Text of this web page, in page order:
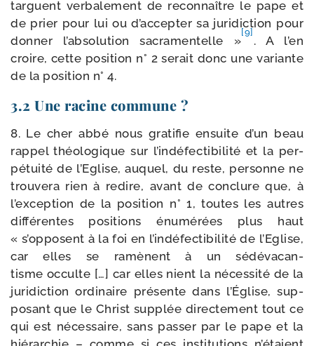
targuent ver­ba­le­ment de recon­naître le pape et
de prier pour lui ou d’accepter sa juri­dic­tion pour
don­ner l’absolution sacra­men­telle »
[9]
. A l’en
croire, cette posi­tion n° 2 serait donc une variante
de la posi­tion n° 4.
3.2 Une racine commune ?
8. Le cher abbé nous gra­ti­fie ensuite d’un beau
rap­pel théo­lo­gique sur l’indéfectibilité et la per­
pé­tui­té de l’Eglise, auquel, du reste, per­sonne ne
trou­ve­ra rien à redire, avant de conclure que, à
l’exception de la posi­tion n° 1, toutes les autres
dif­fé­rentes posi­tions énu­mé­rées plus haut
« s’opposent à la foi en l’indéfectibilité de l’Eglise,
car elles se ramènent à un sédé­va­can­
tisme occulte […] car elles nient la néces­si­té de la
juri­dic­tion ordi­naire pré­sente dans l’Église, sup­
po­sant que le Christ sup­plée direc­te­ment tout ce
qui est néces­saire, sans pas­ser par le pape et la